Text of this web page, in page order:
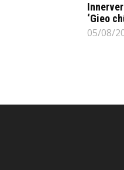
‘Gieo
05/08/